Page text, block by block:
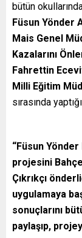
bütün
Füsun Yönder
Mais Genel
Kazalarını
Fahrettin
Milli Eğitim
sırasında
“Füsun
projesini
Çıkrıkçı
uygulamaya
sonuçlarını
paylaşıp,